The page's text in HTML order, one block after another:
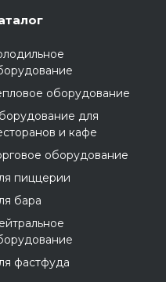
оборудование
для
и кафе
оборудование
пиццерии
бара
фастфуда